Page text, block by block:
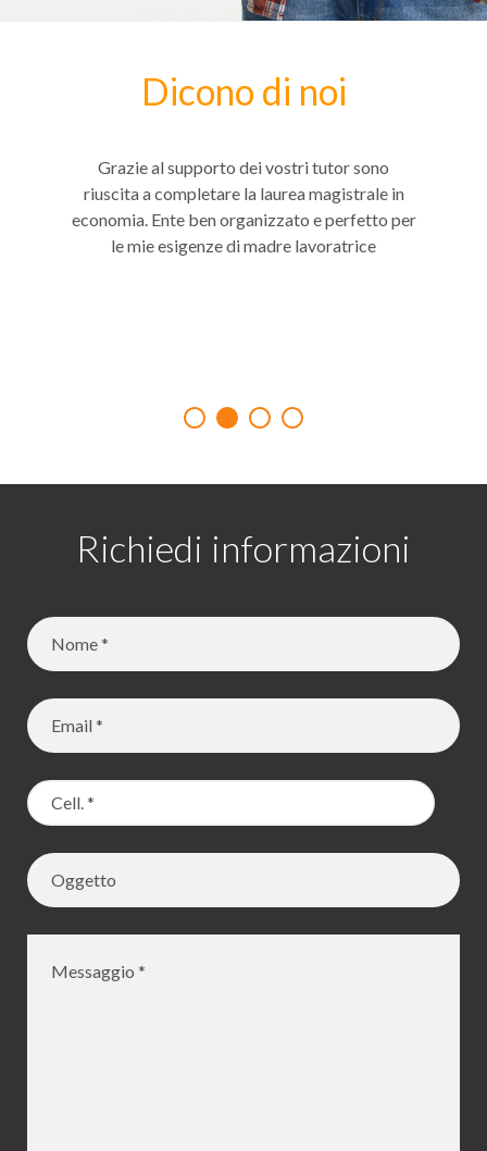
Dicono di noi
Grazie al supporto dei vostri tutor sono
riuscita a completare la laurea magistrale in
economia. Ente ben organizzato e perfetto per
le mie esigenze di madre lavoratrice
Richiedi informazioni